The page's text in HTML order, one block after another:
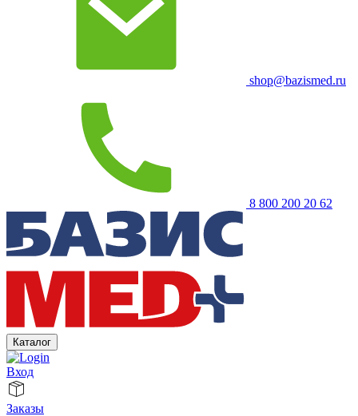
shop@bazismed.ru
8 800 200 20 62
Каталог
Вход
Заказы